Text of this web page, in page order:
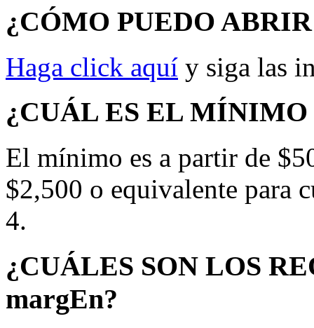
¿CÓMO PUEDO
Haga click aquí y siga las
¿CUÁL ES EL MÍNIMO
El mínimo es a partir de
$2,500 o equivalente para
4.
¿CUÁLES SON LOS
margEn?